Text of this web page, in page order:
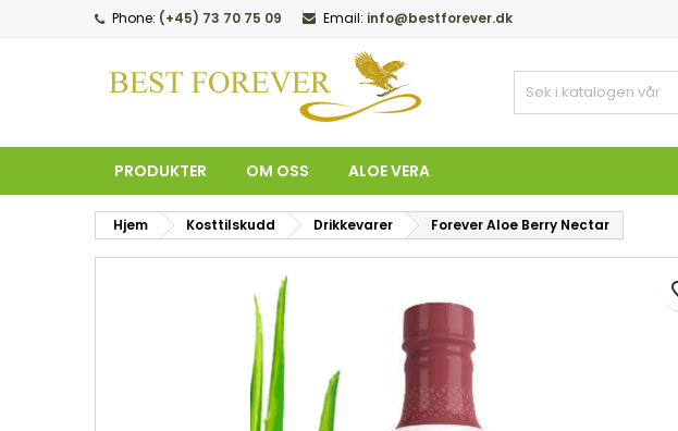
Phone: (+45) 73 70 75 09 Email: info@bestforever.dk
PRODUKTER OM OSS ALOE VERA
Hjem Kosttilskudd Drikkevarer Forever Aloe Berry Nectar
My wishlists
Create new list
Opprett
Logg inn
Du må være innlogget for